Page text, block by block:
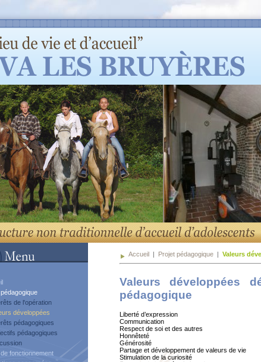
de l'opération
développées
pédagogiques
pédagogiques
fonctionnement
Accueil| Projet pédagogique| Valeurs
Valeurs développées
pédagogique
Liberté d’expression
Communication
Respect de soi et des autres
Honnêteté
Générosité
Partage et développement de valeurs de vie
Stimulation de la curiosité